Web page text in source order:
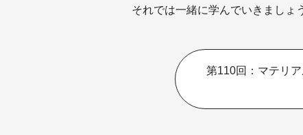
それでは一緒に学んでいきましょ
第110回：マテリ